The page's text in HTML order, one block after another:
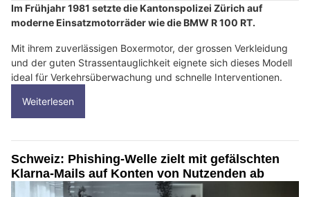
Im Frühjahr 1981 setzte die Kantonspolizei Zürich auf
moderne Einsatzmotorräder wie die BMW R 100 RT.
Mit ihrem zuverlässigen Boxermotor, der grossen Verkleidung
und der guten Strassentauglichkeit eignete sich dieses Modell
ideal für Verkehrsüberwachung und schnelle Interventionen.
Weiterlesen
Schweiz: Phishing-Welle zielt mit gefälschten
Klarna-Mails auf Konten von Nutzenden ab